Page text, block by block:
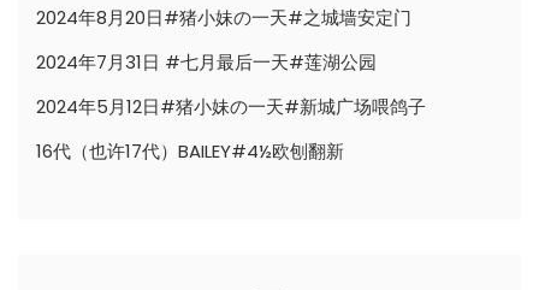
2024年8月20日#猪小妹の一天#之城墙安定门
2024年7月31日 #七月最后一天#莲湖公园
2024年5月12日#猪小妹の一天#新城广场喂鸽子
16代（也许17代）BAILEY#4½欧刨翻新